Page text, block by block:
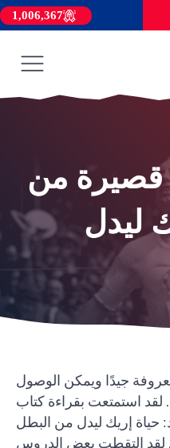
1,006,367
من
ليدل
جيدًا ويمكن الوصول
لقد استمتعت بقراءة كتاب
حياة إريك ليدل من البطل
لقد التقطت بعض الدروس